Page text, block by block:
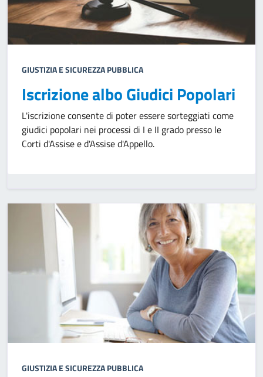
GIUSTIZIA E SICUREZZA PUBBLICA
Iscrizione albo Giudici Popolari
L'iscrizione consente di poter essere sorteggiati come
giudici popolari nei processi di I e II grado presso le
Corti d'Assise e d'Assise d'Appello.
GIUSTIZIA E SICUREZZA PUBBLICA